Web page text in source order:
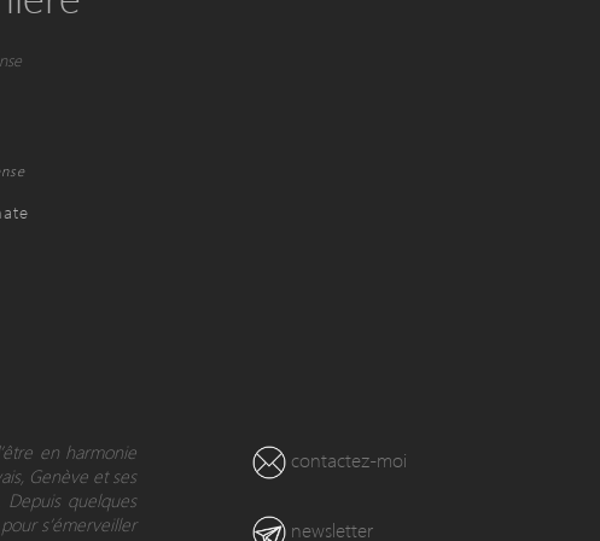
en harmonie
Genève et ses
quelques
s’émerveiller
contactez-moi
newsletter